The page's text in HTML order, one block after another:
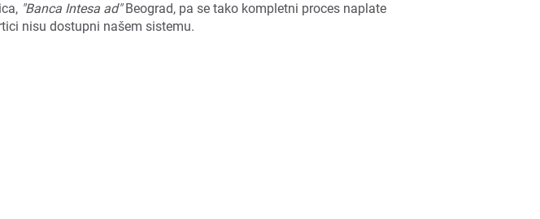
"Banca Intesa ad"Beograd, pa se tako kompletni proces naplate
nisu dostupni našem sistemu.